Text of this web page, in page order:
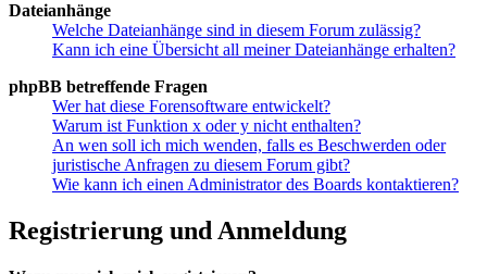
Dateianhänge
Welche Dateianhänge sind in diesem Forum zulässig?
Kann ich eine Übersicht all meiner Dateianhänge erhalten?
phpBB betreffende Fragen
Wer hat diese Forensoftware entwickelt?
Warum ist Funktion x oder y nicht enthalten?
An wen soll ich mich wenden, falls es Beschwerden oder
juristische Anfragen zu diesem Forum gibt?
Wie kann ich einen Administrator des Boards kontaktieren?
Registrierung und Anmeldung